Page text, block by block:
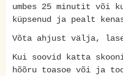
umbes 25 minutit või
küpsenud ja pealt
Võta ahjust välja,
Kui soovid katta
hõõru toasoe või ja